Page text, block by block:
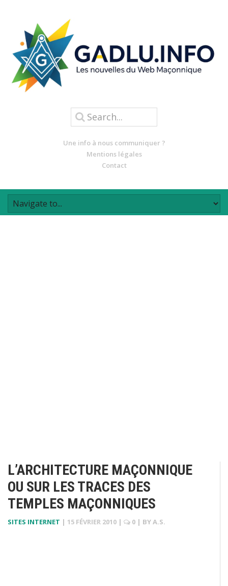
Une info à nous communiquer ?
Mentions légales
Contact
L’ARCHITECTURE MAÇONNIQUE
OU SUR LES TRACES DES
TEMPLES MAÇONNIQUES
SITES INTERNET | 15 FÉVRIER 2010 | 0 | BYA.S.